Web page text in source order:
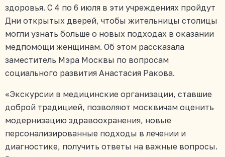
здоровья. С 4 по 6 июля в эти учреждениях пройдут
Дни открытых дверей, чтобы жительницы столицы
могли узнать больше о новых подходах в оказании
медпомощи женщинам. Об этом рассказала
заместитель Мэра Москвы по вопросам
социального развития Анастасия Ракова.
«Экскурсии в медицинские организации, ставшие
доброй традицией, позволяют москвичам оценить
модернизацию здравоохранения, новые
персонализированные подходы в лечении и
диагностике, получить ответы на важные вопросы.